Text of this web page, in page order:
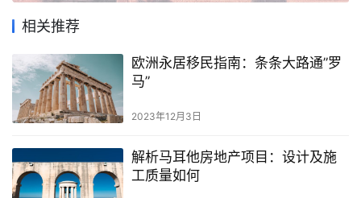
攻
略
生
活
指
南
马
耳
相关推荐
欧洲永居移民指南：条条大路通”罗
马”
2023年12月3日
解析马耳他房地产项目：设计及施
工质量如何